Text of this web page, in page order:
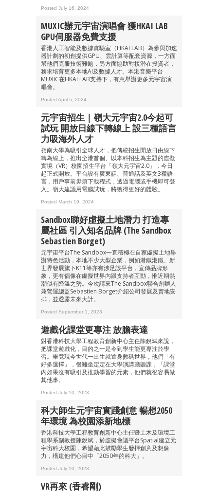
Posted July 16, 2024
MUXIC辦元宇宙演唱會 獲HKAI LAB
GPU伺服器免費支援
香港人工智能及數據實驗室（HKAI LAB）為參與加速
器計劃的初創提供GPU、雲計算等配套資源，一方面
幫他們克服技術難題，另方面協助對接潛在投資者，
務求培育更多本地AI及數據人才。本港音樂平台
MUXIC在HKAI LAB支持下，有意舉辦更多元宇宙演
唱會。
Posted April 5, 2024
元宇宙招生｜嶺大元宇宙2.0今起可
試玩 開放日線下轉線上 設三種語言
力吸海外人才
嶺南大學為吸引全球人才，把傳統招生開放日由線下
轉為線上，推出全港首個、以本科招生為主題的虛擬
實境（VR）校園招生平台「嶺大元宇宙2.0」，今日
起正式開放。平台設有廣東話、普通話及英文3種語
言，用戶事前毋須下載程式，透過電腦或手機即可登
入。嶺大建議用電腦試玩，將獲得更好的體驗。
Posted March 19, 2024
Sandbox睇好虛擬土地潛力 打造專
屬社區 引入知名品牌 (The Sandbox
Sebastien Borget)
元宇宙平台The Sandbox一直積極在自家虛擬土地舉
辦特色活動，本地不少大型企業，例如港鐵港鐵、新
世界發展旗下K11等亦有涉足該平台，宣傳品牌形
象，更有偶像在虛擬世界內跟支持者互動，惟近期熱
潮似有降溫之勢。今次請來The Sandbox聯合創辦人
兼營運總監Sebastien Borget介紹公司發展及賣地安
排，並透露未來大計。
Posted September 1, 2023
遊戲化課堂更專注 放膽表達
對香港科技大學工程教育創新中心主任陳銳斌來說，
把課堂遊戲化，目的之一是令到學生能更專注於學
習。畢竟現今世代一出生就置身數碼世界，他們「有
好多選擇」，很難坐定定在大學演講廳聽課，「課堂
內如果沒有吸引及推動學習的元素，他們就很容易做
其他事。
Posted July 10, 2023
科大師生元宇宙實踐創意 暢想2050
年環境 為校園添新地標
香港科技大學工程教育創新中心主任暨土木及環境工
程學系副教授陳銳斌，於虛擬會議平台Spatial建立元
宇宙科大校園，希望藉此鼓勵學生發揮創意及想像
力，構建他們心目中「2050年的科大」。
Posted July 10, 2023
VR再來 (香睿剛)
成為 EJ Tech 會員